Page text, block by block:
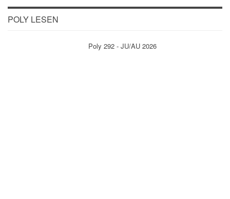
POLY LESEN
Poly 292 - JU/AU 2026